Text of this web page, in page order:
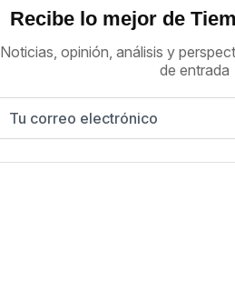
Recibe lo mejor de
Noticias, opinión, análisis y
de entrada